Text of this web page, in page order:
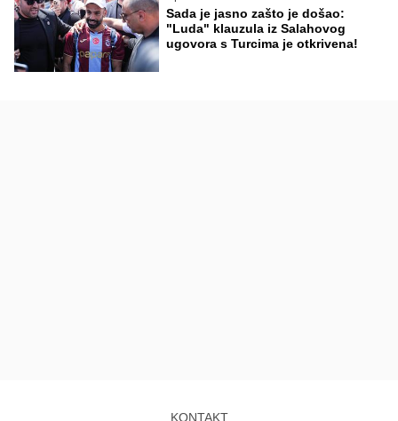
Sada je jasno zašto je došao:
"Luda" klauzula iz Salahovog
ugovora s Turcima je otkrivena!
KONTAKT